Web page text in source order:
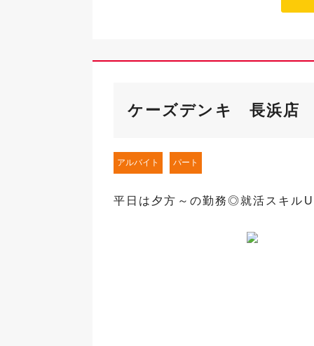
ケーズデンキ 長浜店
アルバイト パート
平日は夕方～の勤務◎就活スキル